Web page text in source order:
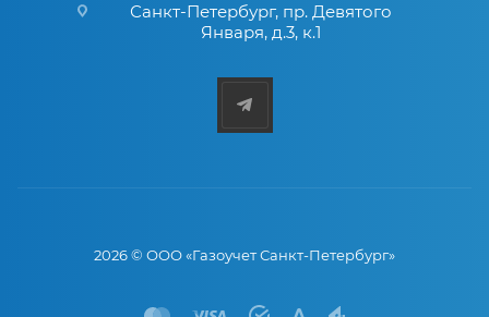
Санкт-Петербург, пр. Девятого
Января, д.3, к.1
2026 © ООО «Газоучет Санкт-Петербург»